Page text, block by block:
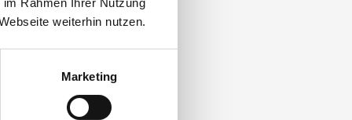
weiterhin nutzen.
Marketing